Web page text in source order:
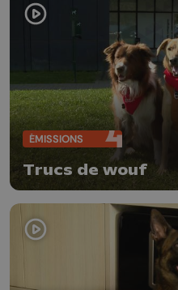
ÉMISSIONS
Trucs de wouf